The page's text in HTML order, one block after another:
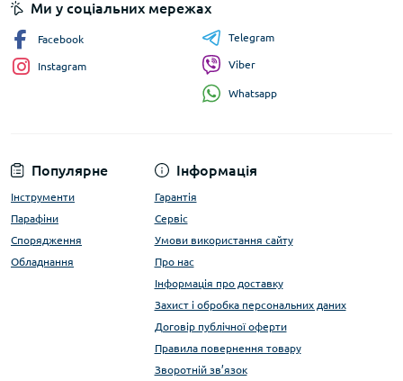
Популярне
Інструменти
Парафіни
Спорядження
Обладнання
Інформація
Гарантія
Сервіс
Умови використання сайту
Про нас
Інформація про доставку
Захист і обробка персональних даних
Договір публічної оферти
Правила повернення товару
Зворотній зв’язок
Ми у соціальних мережах
Facebook
Instagram
Telegram
Viber
Whatsapp